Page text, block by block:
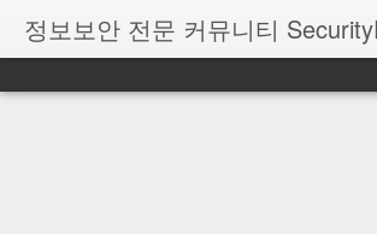
정보보안 전문 커뮤니티